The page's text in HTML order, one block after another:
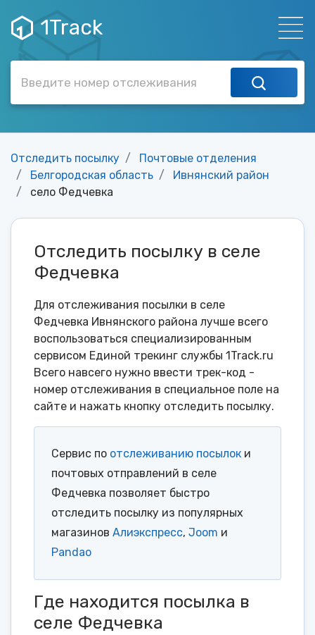
1Track
Отследить посылку
Почтовые отделения
Белгородская область
Ивнянский район
село Федчевка
Отследить посылку в селе
Федчевка
Для отслеживания посылки в селе
Федчевка Ивнянского района лучше всего
воспользоваться специализированным
сервисом Единой трекинг службы 1Track.ru
Всего навсего нужно ввести трек-код -
номер отслеживания в специальное поле на
сайте и нажать кнопку отследить посылку.
Сервис по отслеживанию посылок и
почтовых отправлений в селе
Федчевка позволяет быстро
отследить посылку из популярных
магазинов Алиэкспресс, Joom и
Pandao
Где находится посылка в
селе Федчевка